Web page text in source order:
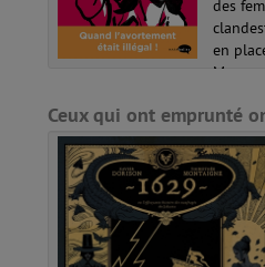
des
en
Ceux qui ont emprunté